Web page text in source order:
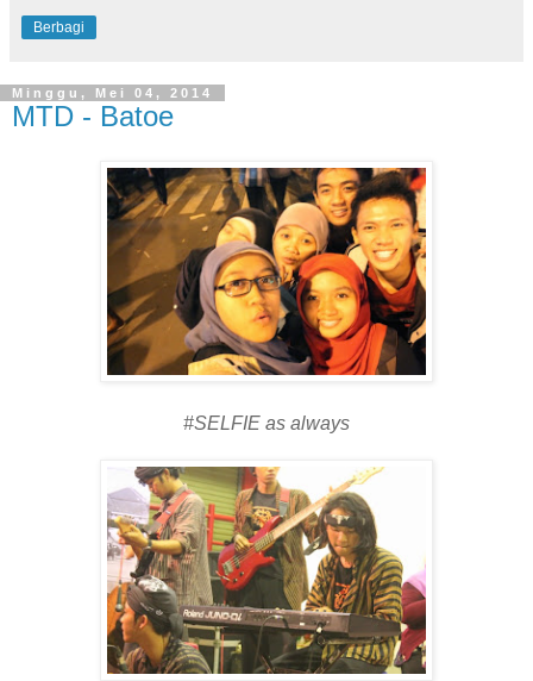
Berbagi
Minggu, Mei 04, 2014
MTD - Batoe
#SELFIE as always